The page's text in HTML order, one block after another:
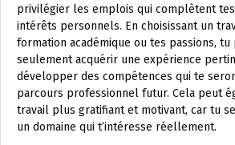
privilégier les emplois qui complètent
intérêts personnels. En choisissant un
formation académique ou tes passions, tu
seulement acquérir une expérience
développer des compétences qui te
parcours professionnel futur. Cela peut
travail plus gratifiant et motivant, car tu
un domaine qui t’intéresse réellement.